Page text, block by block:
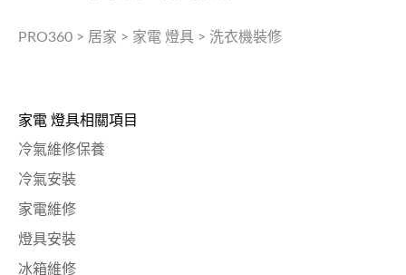
PRO360 > 居家 > 家電 燈具 > 洗衣機裝修
家電 燈具相關項目
冷氣維修保養
冷氣安裝
家電維修
燈具安裝
冰箱維修